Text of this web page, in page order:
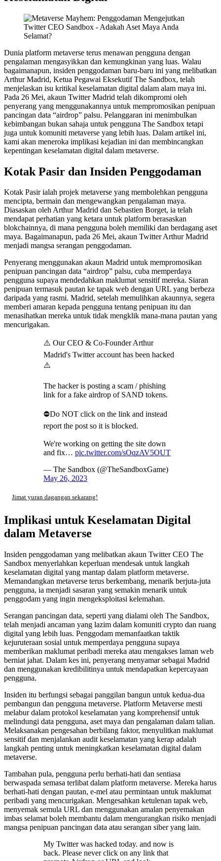
Dunia platform metaverse terus menawan pengguna dengan
pengalaman mengasyikkan dan kemungkinan yang luas. Walau
bagaimanapun, insiden penggodaman baru-baru ini yang melibatkan
Arthur Madrid, Ketua Pegawai Eksekutif The Sandbox, telah
menjelaskan isu kritikal keselamatan digital dalam alam maya ini.
Pada 26 Mei, akaun Twitter Madrid telah dikompromi oleh
penyerang yang menggunakannya untuk mempromosikan penipuan
pancingan data “airdrop” palsu. Pelanggaran ini menimbulkan
kebimbangan bukan sahaja untuk pengguna The Sandbox tetapi
juga untuk komuniti metaverse yang lebih luas. Dalam artikel ini,
kami akan meneroka implikasi kejadian ini dan membincangkan
kepentingan keselamatan digital dalam metaverse.
Kotak Pasir dan Insiden Penggodaman
Kotak Pasir ialah projek metaverse yang membolehkan pengguna
mencipta, bermain dan mengewangkan pengalaman maya.
Diasaskan oleh Arthur Madrid dan Sebastien Borget, ia telah
mendapat perhatian yang ketara untuk platform berasaskan
blokchainnya, di mana pengguna boleh memiliki dan berdagang aset
maya. Bagaimanapun, pada 26 Mei, akaun Twitter Arthur Madrid
menjadi mangsa serangan penggodaman.
Penyerang menggunakan akaun Madrid untuk mempromosikan
penipuan pancingan data “airdrop” palsu, cuba memperdaya
pengguna supaya mendedahkan maklumat sensitif mereka. Siaran
penipuan termasuk pautan ke tapak web dengan URL yang berbeza
daripada yang rasmi. Madrid, setelah memulihkan akaunnya, segera
memberi amaran kepada pengguna tentang penipuan itu dan
menasihatkan mereka untuk tidak mengklik mana-mana pautan yang
mencurigakan.
⚠️ Our CEO & Co-Founder Arthur
Madrid's Twitter account has been hacked
⚠️
The hacker is posting a scam / phishing
link for a fake airdrop of SAND tokens.
⛔️Do NOT click on the link and instead
report the post so it is blocked.
We're working on getting the site down
and fix… pic.twitter.com/sOqzAV5OUT
— The Sandbox (@TheSandboxGame)
May 26, 2023
Jimat yuran dagangan sekarang!
Implikasi untuk Keselamatan Digital
dalam Metaverse
Insiden penggodaman yang melibatkan akaun Twitter CEO The
Sandbox menyerlahkan keperluan mendesak untuk langkah
keselamatan digital yang mantap dalam platform metaverse.
Memandangkan metaverse terus berkembang, menarik berjuta-juta
pengguna, ia menjadi sasaran yang semakin menarik untuk
penggodam yang ingin mengeksploitasi kelemahan.
Serangan pancingan data, seperti yang dialami oleh The Sandbox,
telah menjadi ancaman yang lazim dalam komuniti crypto dan ruang
digital yang lebih luas. Penggodam memanfaatkan taktik
kejuruteraan sosial untuk memperdaya pengguna supaya
memberikan maklumat peribadi mereka atau mengakses laman web
berniat jahat. Dalam kes ini, penyerang menyamar sebagai Madrid
dan menggunakan kredibilitinya untuk mendapatkan kepercayaan
pengguna.
Insiden itu berfungsi sebagai panggilan bangun untuk kedua-dua
pembangun dan pengguna metaverse. Platform Metaverse mesti
melabur dalam protokol keselamatan yang komprehensif untuk
melindungi data pengguna, aset maya dan pengalaman dalam talian.
Melaksanakan pengesahan berbilang faktor, menyulitkan maklumat
sensitif dan menjalankan audit keselamatan yang kerap adalah
langkah penting untuk meningkatkan keselamatan digital dalam
metaverse.
Tambahan pula, pengguna perlu berhati-hati dan sentiasa
berwaspada semasa terlibat dalam platform metaverse. Mereka harus
berhati-hati dengan pautan, e-mel atau permintaan untuk maklumat
peribadi yang mencurigakan. Mengesahkan ketulenan tapak web,
menyemak semula URL dan menggunakan amalan penyemakan
imbas selamat boleh membantu dalam mengurangkan risiko menjadi
mangsa penipuan pancingan data atau serangan siber yang lain.
My Twitter was hacked today. and now is
back. Please never click on any link that